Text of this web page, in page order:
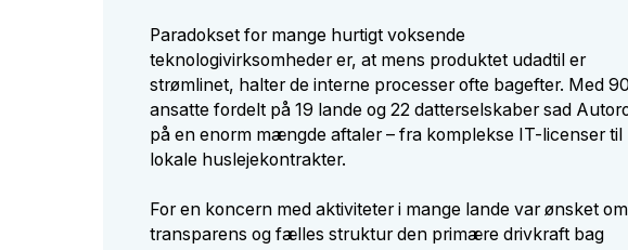
Paradokset for mange hurtigt voksende
teknologivirksomheder er, at mens produktet udadtil er
strømlinet, halter de interne processer ofte bagefter. Med
ansatte fordelt på 19 lande og 22 datterselskaber sad
på en enorm mængde aftaler – fra komplekse IT-licenser til
lokale huslejekontrakter.
For en koncern med aktiviteter i mange lande var ønsket om
transparens og fælles struktur den primære drivkraft bag